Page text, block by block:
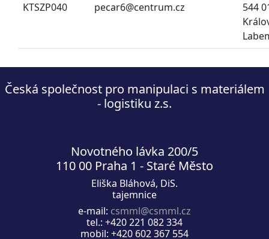
KTSZP040
pecar6@centrum.cz
544
Česká společnost pro manipulaci s materiálem
- logistiku z.s.
Novotného lávka 200/5
110 00 Praha 1 - Staré Město
Eliška Bláhová, DiS.
tajemnice
e-mail: csmml@csmml.cz
tel.: +420 221 082 334
mobil: +420 602 367 554